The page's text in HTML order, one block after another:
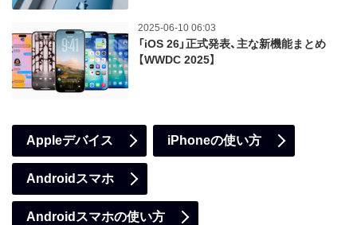
2025-06-10 06:03
「iOS 26」正式発表、主な新機能まとめ
【WWDC 2025】
Appleデバイス iPhoneの使い方
Androidスマホ
Androidスマホの使い方